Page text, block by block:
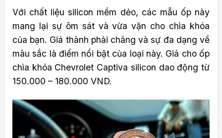
Với chất liệu silicon mềm dẻo, các mẫu ốp này
mang lại sự ôm sát và vừa vặn cho chìa khóa
của bạn. Giá thành phải chăng và sự đa dạng về
màu sắc là điểm nổi bật của loại này. Giá cho ốp
chìa khóa Chevrolet Captiva silicon dao động từ
150.000 – 180.000 VND.